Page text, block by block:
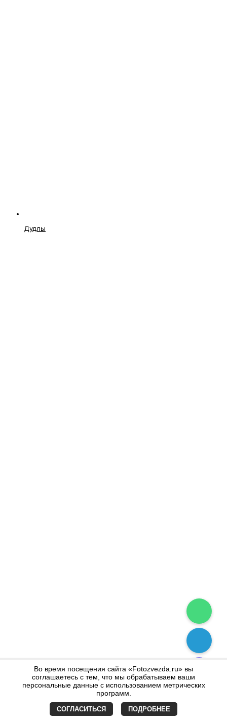
Дудлы
Во время посещения сайта «Fotozvezda.ru» вы
соглашаетесь с тем, что мы обрабатываем ваши
персональные данные с использованием метрических
программ.
СОГЛАСИТЬСЯ ПОДРОБНЕЕ